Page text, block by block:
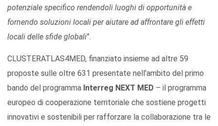
potenziale specifico rendendoli luoghi di opportunità e
fornendo soluzioni locali per aiutare ad affrontare gli effetti
locali delle sfide globali”.
CLUSTERATLAS4MED, finanziato insieme ad altre 59
proposte sulle oltre 631 presentate nell’ambito del primo
bando del programma Interreg NEXT MED – il programma
europeo di cooperazione territoriale che sostiene progetti
innovativi e sostenibili per rafforzare la collaborazione tra le